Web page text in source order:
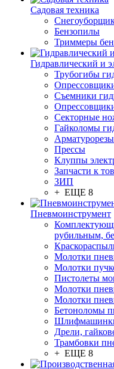
Садовая техника
Бензопилы
Триммеры
Гидравлический и
Трубогибы
Съемники
Секторные
Гайколомы
Прессы
Клуппы
Запчасти к
ЗИП
+ ЕЩЕ 8
Пневмоинструмент
рубильным,
Молотки
Молотки
Пистолеты
Молотки
Молотки
Бетоноломы
Дрели,
Трамбовки
+ ЕЩЕ 8